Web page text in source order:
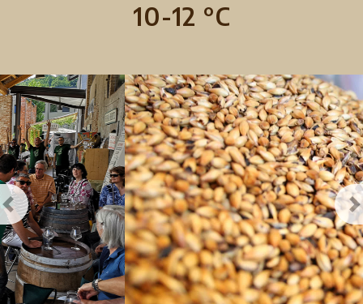
10-12 °C
Previous